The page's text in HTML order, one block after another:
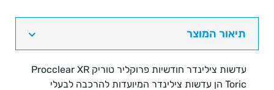
תיאור המוצר
עדשות צילינדר חודשיות פרוקליר טוריק Procclear XR
Toric הן עדשות צילינדר המיועדות להרכבה לבעלי